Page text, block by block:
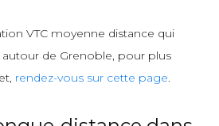
VTC moyenne distance qui
de Grenoble, pour plus
rendez-vous sur cette page.